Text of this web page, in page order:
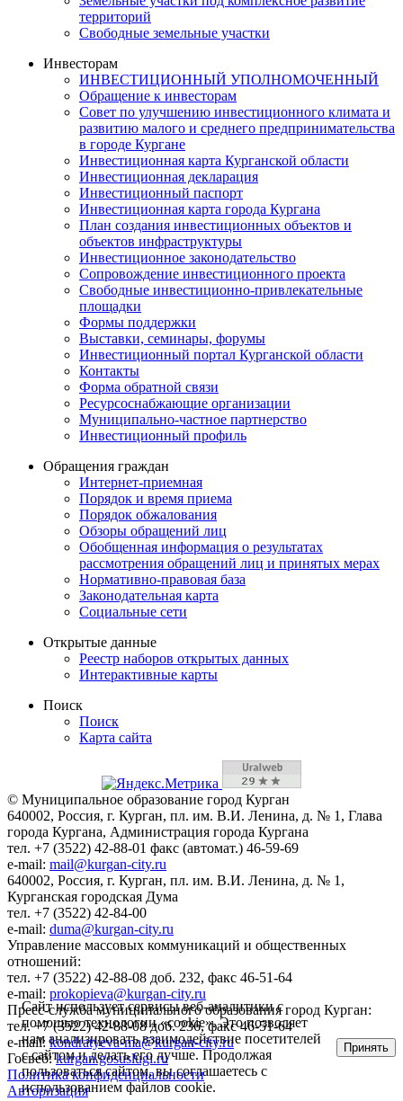
территорий
Свободные земельные участки
Инвесторам
ИНВЕСТИЦИОННЫЙ УПОЛНОМОЧЕННЫЙ
Обращение к инвесторам
Совет по улучшению инвестиционного климата и
развитию малого и среднего предпринимательства
в городе Кургане
Инвестиционная карта Курганской области
Инвестиционная декларация
Инвестиционный паспорт
Инвестиционная карта города Кургана
План создания инвестиционных объектов и
объектов инфраструктуры
Инвестиционное законодательство
Сопровождение инвестиционного проекта
Свободные инвестиционно-привлекательные
площадки
Формы поддержки
Выставки, семинары, форумы
Инвестиционный портал Курганской области
Контакты
Форма обратной связи
Ресурсоснабжающие организации
Муниципально-частное партнерство
Инвестиционный профиль
Обращения граждан
Интернет-приемная
Порядок и время приема
Порядок обжалования
Обзоры обращений лиц
Обобщенная информация о результатах
рассмотрения обращений лиц и принятых мерах
Нормативно-правовая база
Законодательная карта
Социальные сети
Открытые данные
Реестр наборов открытых данных
Интерактивные карты
Поиск
Поиск
Карта сайта
© Муниципальное образование город Курган
640002, Россия, г. Курган, пл. им. В.И. Ленина, д. № 1, Глава
города Кургана, Администрация города Кургана
тел. +7 (3522) 42-88-01 факс (автомат.) 46-59-69
e-mail: mail@kurgan-city.ru
640002, Россия, г. Курган, пл. им. В.И. Ленина, д. № 1,
Курганская городская Дума
тел. +7 (3522) 42-84-00
e-mail: duma@kurgan-city.ru
Управление массовых коммуникаций и общественных
отношений:
тел. +7 (3522) 42-88-08 доб. 232, факс 46-51-64
e-mail: prokopieva@kurgan-city.ru
Пресс-служба муниципального образования город Курган:
тел. +7 (3522) 42-88-08 доб. 236, факс 46-51-64
e-mail:kondratyeva-ma@kurgan-city.ru
Госвеб:kurgan.gosuslugi.ru
Политика конфиденциальности
Авторизация
Сайт использует сервисы веб-аналитики с
помощью технологии «cookie». Это позволяет
нам анализировать взаимодействие посетителей
с сайтом и делать его лучше. Продолжая
пользоваться сайтом, вы соглашаетесь с
использованием файлов cookie.
Принять